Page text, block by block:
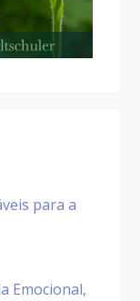
para a
Emocional,